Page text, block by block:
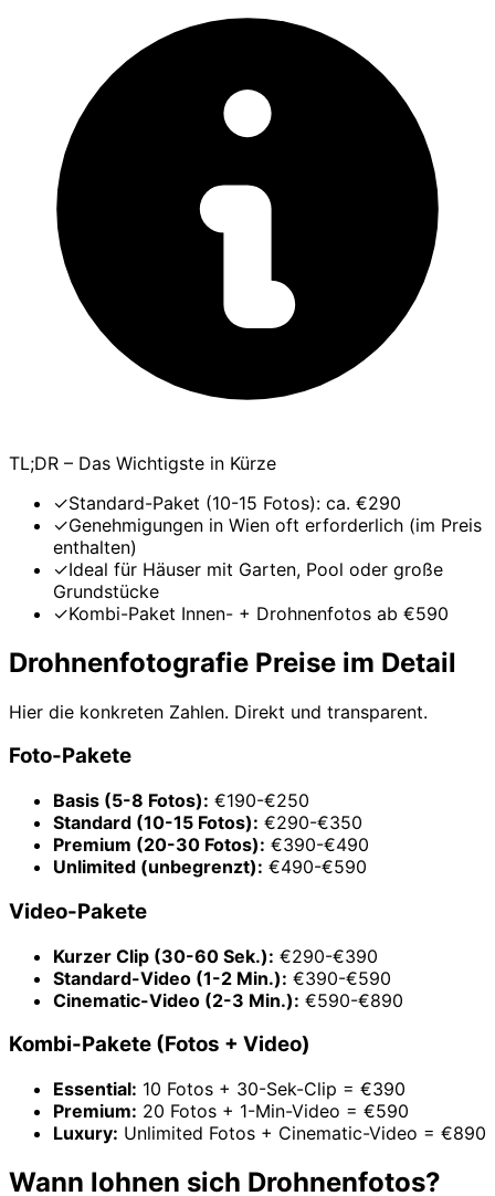
TL;DR – Das Wichtigste in Kürze
✓Standard-Paket (10-15 Fotos): ca. €290
✓Genehmigungen in Wien oft erforderlich (im Preis
enthalten)
✓Ideal für Häuser mit Garten, Pool oder große
Grundstücke
✓Kombi-Paket Innen- + Drohnenfotos ab €590
Drohnenfotografie Preise im Detail
Hier die konkreten Zahlen. Direkt und transparent.
Foto-Pakete
Basis (5-8 Fotos): €190-€250
Standard (10-15 Fotos): €290-€350
Premium (20-30 Fotos): €390-€490
Unlimited (unbegrenzt): €490-€590
Video-Pakete
Kurzer Clip (30-60 Sek.): €290-€390
Standard-Video (1-2 Min.): €390-€590
Cinematic-Video (2-3 Min.): €590-€890
Kombi-Pakete (Fotos + Video)
Essential: 10 Fotos + 30-Sek-Clip = €390
Premium: 20 Fotos + 1-Min-Video = €590
Luxury: Unlimited Fotos + Cinematic-Video = €890
Wann lohnen sich Drohnenfotos?